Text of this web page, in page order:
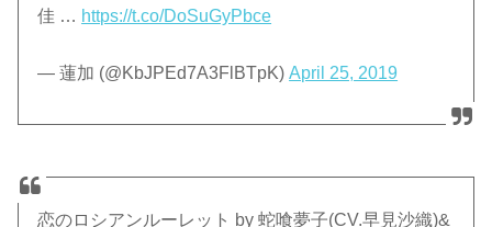
佳 … https://t.co/DoSuGyPbce
— 蓮加 (@KbJPEd7A3FlBTpK)April 25, 2019
恋のロシアンルーレット by 蛇喰夢子(CV.早見沙織)&